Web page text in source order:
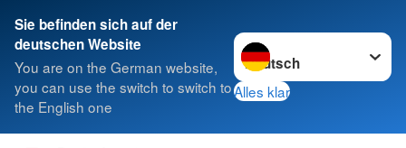
Sie befinden sich auf der
deutschen Website
You are on the German website,
you can use the switch to switch to
the English one
Sprache wechseln zu
Alles klar